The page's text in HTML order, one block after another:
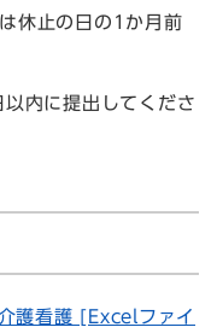
休止の日の1か月前
内に提出してくださ
護看護 [Excelファイ